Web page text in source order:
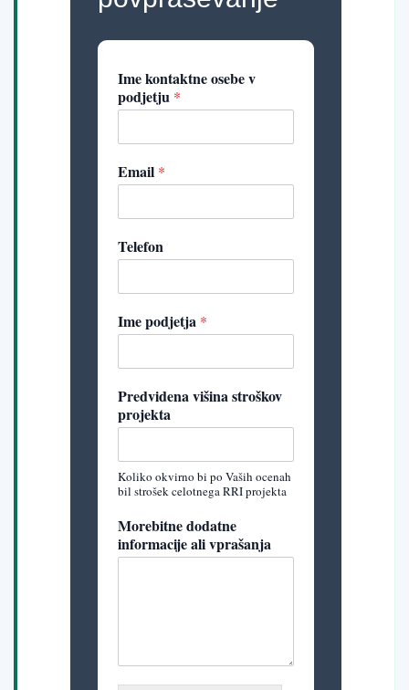
Ime kontaktne osebe v
podjetju *
Email *
Telefon
Ime podjetja *
Predvidena višina stroškov
projekta
Koliko okvirno bi po Vaših ocenah
bil strošek celotnega RRI projekta
Morebitne dodatne
informacije ali vprašanja